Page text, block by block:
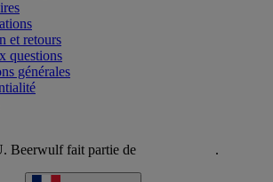
et retours
questions
générales
Beerwulf fait partie de
.